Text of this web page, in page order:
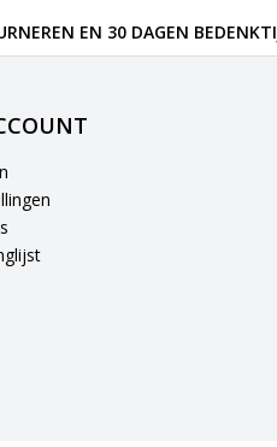
EN 30 DAGEN